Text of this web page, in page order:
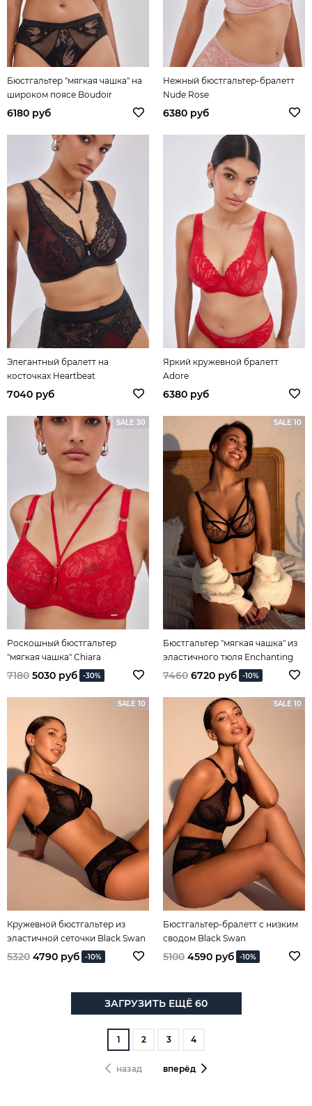
Бюстгальтер "мягкая чашка" на
широком поясе Boudoir
6180 руб
Нежный бюстгальтер-бралетт
Nude Rose
6380 руб
Элегантный бралетт на
косточках Heartbeat
7040 руб
Яркий кружевной бралетт
Adore
6380 руб
SALE 30
Роскошный бюстгальтер
"мягкая чашка" Chiara
7180 5030 руб -30%
SALE 10
Бюстгальтер "мягкая чашка" из
эластичного тюля Enchanting
Full Moon
7460 6720 руб -10%
SALE 10
Кружевной бюстгальтер из
эластичной сеточки Black Swan
5320 4790 руб -10%
SALE 10
Бюстгальтер-бралетт с низким
сводом Black Swan
5100 4590 руб -10%
ЗАГРУЗИТЬ ЕЩЁ 60
назад
1 2 3 4
вперёд